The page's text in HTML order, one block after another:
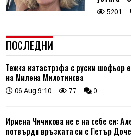
5201
ПОСЛЕДНИ
Тежка катастрофа с руски шофьор
на Милена Милотинова
06 Aug 9:10 77 0
Ирмена Чичикова не е на себе си:
потвърди връзката си с Петър